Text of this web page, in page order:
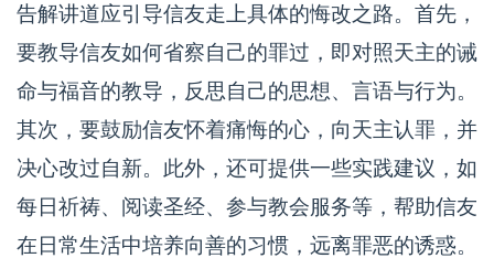
告解讲道应引导信友走上具体的悔改之路。首先，
要教导信友如何省察自己的罪过，即对照天主的诫
命与福音的教导，反思自己的思想、言语与行为。
其次，要鼓励信友怀着痛悔的心，向天主认罪，并
决心改过自新。此外，还可提供一些实践建议，如
每日祈祷、阅读圣经、参与教会服务等，帮助信友
在日常生活中培养向善的习惯，远离罪恶的诱惑。